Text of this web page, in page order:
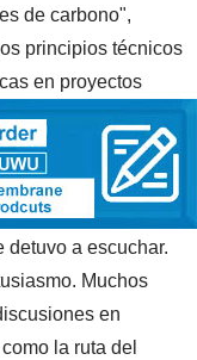
de carbono",
principios técnicos
en proyectos
de ambos
detuvo a escuchar.
Muchos
en
la ruta del